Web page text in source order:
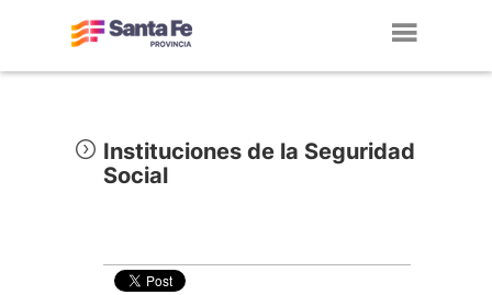
Instituciones de la Seguridad
Social